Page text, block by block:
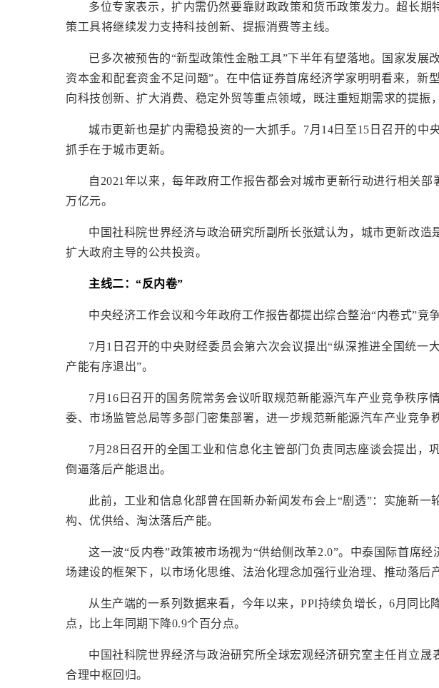
多位专家表示，扩内需仍然要靠财政政策和货币政策发力。超长
策工具将继续发力支持科技创新、提振消费等主线。
已多次被预告的“新型政策性金融工具”下半年有望落地。国家发
资本金和配套资金不足问题”。在中信证券首席经济学家明明看来，
向科技创新、扩大消费、稳定外贸等重点领域，既注重短期需求的提振
城市更新也是扩内需稳投资的一大抓手。7月14日至15日召开的
抓手在于城市更新。
自2021年以来，每年政府工作报告都会对城市更新行动进行相关
万亿元。
中国社科院世界经济与政治研究所副所长张斌认为，城市更新改
扩大政府主导的公共投资。
主线二：“反内卷”
中央经济工作会议和今年政府工作报告都提出综合整治“内卷式”竞
7月1日召开的中央财经委员会第六次会议提出“纵深推进全国统
产能有序退出”。
7月16日召开的国务院常务会议听取规范新能源汽车产业竞争秩
委、市场监管总局等多部门密集部署，进一步规范新能源汽车产业竞争
7月28日召开的全国工业和信息化主管部门负责同志座谈会提出
倒逼落后产能退出。
此前，工业和信息化部曾在国新办新闻发布会上“剧透”：实施新
构、优供给、淘汰落后产能。
这一波“反内卷”政策被市场视为“供给侧改革2.0”。中泰国际首席
场建设的框架下，以市场化思维、法治化理念加强行业治理、推动落后
从生产端的一系列数据来看，今年以来，PPI持续负增长，6月同
点，比上年同期下降0.9个百分点。
中国社科院世界经济与政治研究所全球宏观经济研究室主任肖立
合理中枢回归。